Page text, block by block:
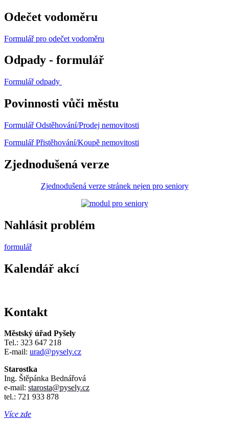
Odečet vodoměru
Formulář pro odečet vodoměru
Odpady - formulář
Formulář odpady
Povinnosti vůči městu
Formulář Odstěhování/Prodej nemovitosti
Formulář Přistěhování/Koupě nemovitosti
Zjednodušená verze
Zjednodušená verze stránek nejen pro seniory
Nahlásit problém
formulář
Kalendář akcí
Kontakt
Městský úřad Pyšely
Tel.: 323 647 218
E-mail: urad@pysely.cz
Starostka
Ing. Štěpánka Bednářová
e-mail: starosta@pysely.cz
tel.: 721 933 878
Více zde